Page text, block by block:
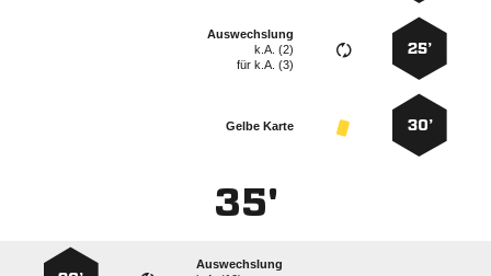
25’
Auswechslung
k.A. (2)
fürk.A. (3)
30’
Gelbe Karte
35'
Auswechslung